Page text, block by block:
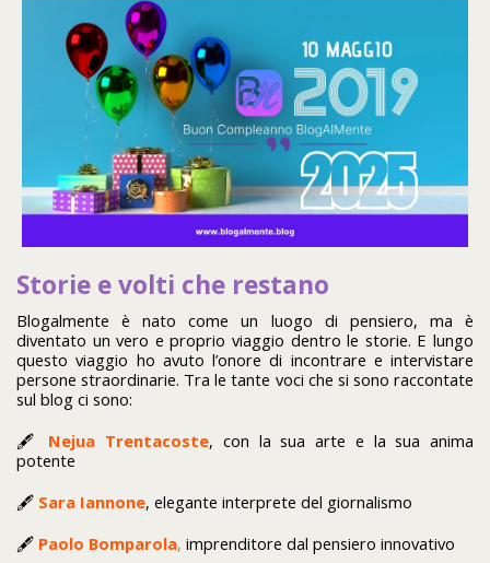
Storie e volti che restano
Blogalmente è nato come un luogo di pensiero, ma è
diventato un vero e proprio viaggio dentro le storie. E lungo
questo viaggio ho avuto l’onore di incontrare e intervistare
persone straordinarie. Tra le tante voci che si sono raccontate
sul blog ci sono:
🖋️ Nejua Trentacoste, con la sua arte e la sua anima
potente
🖋️ Sara Iannone, elegante interprete del giornalismo
🖋️ Paolo Bomparola, imprenditore dal pensiero innovativo